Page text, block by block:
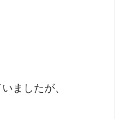
ましたが、